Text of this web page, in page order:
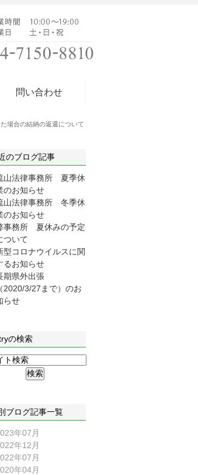
問い合わせ
場合の結納の返還について
のブログ記事
山法律事務所 夏季休
のお知らせ
山法律事務所 冬季休
のお知らせ
事務所 夏休みの予定
ついて
型コロナウイルスに関
るお知らせ
期県外出張
（2020/3/27まで）のお
らせ
の検索
ブログ記事一覧
年07月
年12月
年07月
年04月